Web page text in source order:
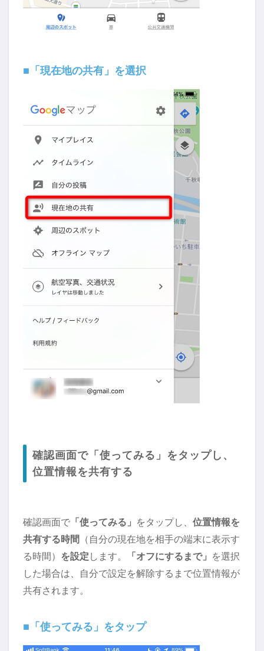
■「現在地の共有」を選択
確認画面で「使ってみる」をタップし、
位置情報を共有する
確認画面で 「使ってみる」 をタップし、 位置情報を
共有する時間
（自分の現在地を相手の端末に表示す
る時間） を設定 します。 「オフにするまで」
を選択
した場合は、自分で設定を解除するまで位置情報が
共有されます。
■「使ってみる」をタップ